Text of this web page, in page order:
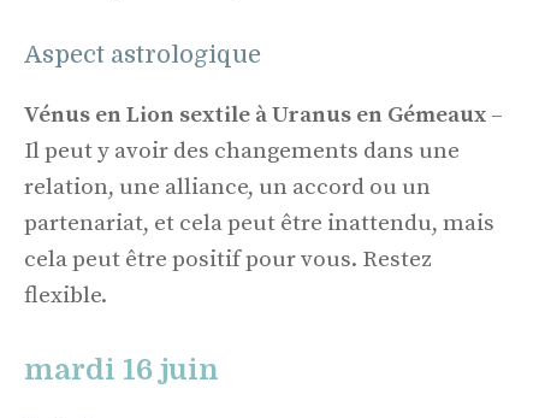
Aspect astrologique
Vénus en Lion sextile à Uranus en Gémeaux –
Il peut y avoir des changements dans une
relation, une alliance, un accord ou un
partenariat, et cela peut être inattendu, mais
cela peut être positif pour vous. Restez
flexible.
mardi 16 juin